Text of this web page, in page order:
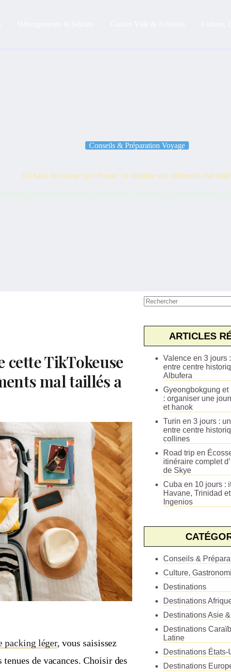
Conseils & Préparation Voyage
Un hack de voyage qui choque : le dilemme des vêtements mal
taillés peut transformer vos voyages en cauchemar. Comment éviter ce
cette TikTokeuse
mal taillés a
packing léger, vous saisissez
de vacances. Choisir des
ARTICLES
Valence en 3 jours
entre centre
Albufera
Gyeongbokgung et
: organiser une
et hanok
Turin en 3 jours :
entre centre
collines
Road trip en
itinéraire complet
de Skye
Cuba en 10 jours :
Havane, Trinidad
Ingenios
Conseils &
Culture,
Destinations
Destinations
Destinations Asie
Destinations
Latine
Destinations
Destinations